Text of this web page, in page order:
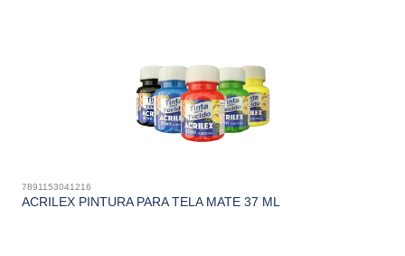
7891153041216
ACRILEX PINTURA PARA TELA MATE 37 ML